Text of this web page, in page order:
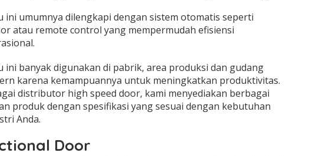
ini umumnya dilengkapi dengan sistem otomatis seperti
atau remote control yang mempermudah efisiensi
ini banyak digunakan di pabrik, area produksi dan gudang
karena kemampuannya untuk meningkatkan produktivitas.
distributor high speed door, kami menyediakan berbagai
produk dengan spesifikasi yang sesuai dengan kebutuhan
Anda.
Door